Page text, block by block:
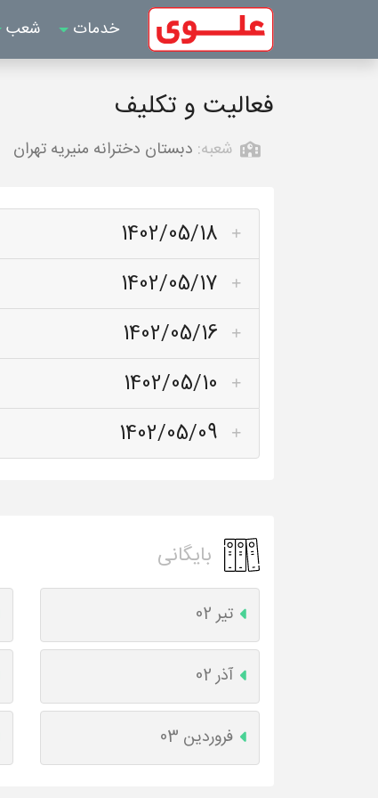
خدمات شعب
فعالیت و تکلیف
شعبه: دبستان دخترانه منیریه تهران
1402/05/18
1402/05/17
1402/05/16
1402/05/10
1402/05/09
بایگانی
تیر 02
آذر 02
فروردین 03